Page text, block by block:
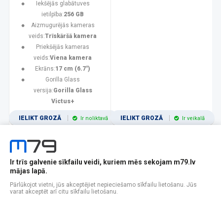
Iekšējās glabātuves
ietilpība:256 GB
Aizmugurējās kameras
veids:Trīskāršā kamera
Priekšējās kameras
veids:Viena kamera
Ekrāns:17 cm (6.7")
Gorilla Glass
versija:Gorilla Glass
Victus+
IELIKT GROZĀ Ir noliktavā IELIKT GROZĀ Ir veikalā
1 2 3 4 5 6 7 8 9 10 11
Popularitātes Rādīt 12
Ir trīs galvenie sīkfailu veidi, kuriem mēs sekojam m79.lv
mājas lapā.
Pārlūkojot vietni, jūs akceptējiet nepieciešamo sīkfailu lietošanu. Jūs
varat akceptēt arī citu sīkfailu lietošanu.